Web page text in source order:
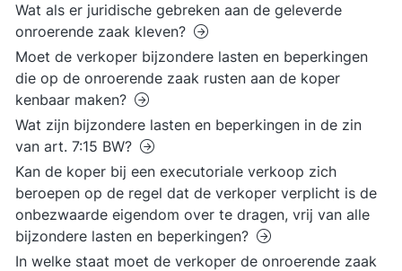
Wat als er juridische gebreken aan de geleverde
onroerende zaak kleven?
Moet de verkoper bijzondere lasten en beperkingen
die op de onroerende zaak rusten aan de koper
kenbaar maken?
Wat zijn bijzondere lasten en beperkingen in de zin
van art. 7:15 BW?
Kan de koper bij een executoriale verkoop zich
beroepen op de regel dat de verkoper verplicht is de
onbezwaarde eigendom over te dragen, vrij van alle
bijzondere lasten en beperkingen?
In welke staat moet de verkoper de onroerende zaak